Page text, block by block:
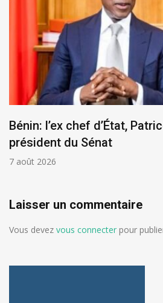
Bénin: l’ex chef d’État,
président du Sénat
7 août 2026
Laisser un commentaire
Vous devez vous connecter pour